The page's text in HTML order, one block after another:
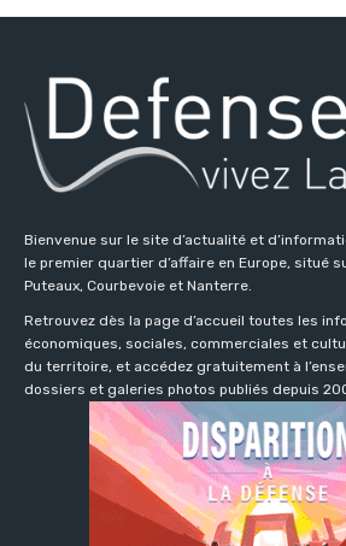
Bienvenue sur le site d’actualité et
le premier quartier d’affaire en Europe, situé
Puteaux, Courbevoie et Nanterre.
Retrouvez dès la page d’accueil toutes les
économiques, sociales, commerciales et
du territoire, et accédez gratuitement à
dossiers et galeries photos publiés depuis